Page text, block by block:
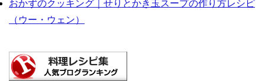
おかずのクッキング｜せりとかき玉スープの作り方レシピ
（ウー・ウェン）